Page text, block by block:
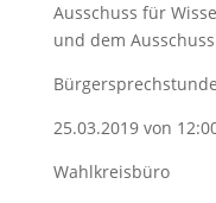
Ausschuss für
und dem
Bürgersprechstunde
25.03.2019 von
Wahlkreisbüro